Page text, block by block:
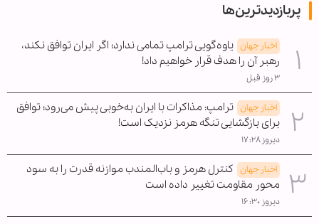
پربازدیدترین‌ها
اخبار جهان یاوه‌گویی ترامپ تمامی ندارد؛ اگر ایران توافق نکند،
رهبر آن را هدف قرار خواهیم داد!
۳ روز قبل
اخبار جهان ترامپ: مذاکرات با ایران به‌خوبی پیش می‌رود؛ توافق
برای بازگشایی تنگه هرمز نزدیک است!
دیروز ۱۷:۲۸
اخبار جهان کنترل هرمز و باب‌المندب موازنه قدرت را به سود
محور مقاومت تغییر داده است
دیروز ۱۶:۳۰